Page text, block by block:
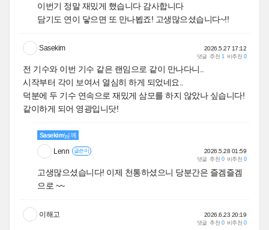
이번기 정말 재밌게 했습니다 감사합니다
담기도 연이 닿으면 또 만나뵙죠! 고생많으셨습니다~!!
Sasekim 2026.5.27 17:12
댓글 추천 1 비추천 0
전 기수와 이번 기수 같은 랜임으로 같이 만나다니..
시작부터 각이 보여서 열심히 하게 되었네요..
덕분에 두 기수 연속으로 재밌게 삼모를 하지 않았나 싶습니다!
같이하게 되어 영광입니닷!
Sasekim님께
Lenn 글쓴이 2026.5.28 01:59
댓글 추천 0 비추천 0
고생많으셨습니다! 이제 천통하셨으니 당분간은 즐겜즐겜
으로 ~~
이해고 2026.6.23 20:19
댓글 추천 0 비추천 0